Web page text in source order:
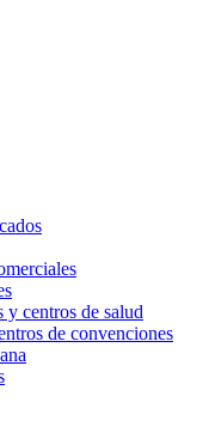
y centros de salud
de convenciones